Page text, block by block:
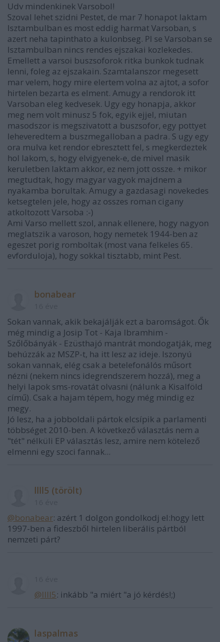
Udv mindenkinek Varsobol!
Szoval lehet szidni Pestet, de mar 7 honapot laktam
Isztambulban es most eddig harmat Varsoban, s
azert neha tapinthato a kulonbseg. Pl se Varsoban se
Isztambulban nincs rendes ejszakai kozlekedes.
Emellett a varsoi buszsoforok ritka bunkok tudnak
lenni, foleg az ejszakain. Szamtalanszor megesett
mar velem, hogy mire elertem volna az ajtot, a sofor
hirtelen bezarta es elment. Amugy a rendorok itt
Varsoban eleg kedvesek. Ugy egy honapja, akkor
meg nem volt minusz 5 fok, egyik ejjel, miutan
masodszor is megszivatott a buszsofor, egy pottyet
leheveredtem a buszmegalloban a padra. S ugy egy
ora mulva ket rendor ebresztett fel, s megkerdeztek
hol lakom, s, hogy elvigyenek-e, de mivel masik
keruletben laktam akkor, ez nem jott ossze. + mikor
megtudtak, hogy magyar vagyok majdnem a
nyakamba borultak. Amugy a gazdasagi novekedes
ketsegtelen jele, hogy az osszes roman cigany
atkoltozott Varsoba :-)
Ami Varso mellett szol, annak ellenere, hogy nagyon
meglatszik a varoson, hogy nemetek 1944-ben az
egeszet porig romboltak (most vana felkeles 65.
evforduloja), hogy sokkal tisztabb, mint Pest.
bonabear
Sokan vannak, akik bekajálják ezt a baromságot. Ők
még mindig a Josip Tot - Kaja Ibramhim -
Szőlőbányák - Ezüsthajó mantrát mondogatják, meg
behúzzák az MSZP-t, ha itt lesz az ideje. Iszonyú
sokan vannak, elég csak a betelefonálós műsort
nézni (nekem nincs idegrendszerem hozzá), meg a
helyi lapok sms-rovatát olvasni (nálunk a Kisalföld
című). Csak a hajam tépem, hogy még mindig ez
megy.
Jó lesz, ha a jobboldali pártok elcsípik a parlamenti
többséget 2010-ben. A következő választás nem a
"tét" nélküli EP választás lesz, amire nem kötelező
elmenni egy szoci fannak...
llll5 (törölt)
@bonabear: azért 1 dolgon gondolkodj el:hogy lett
1997-ben a fideszből hirtelen liberális pártból
nemzeti párt?
@llll5: inkább "a miért "a jó kérdés!;)
laspalmas